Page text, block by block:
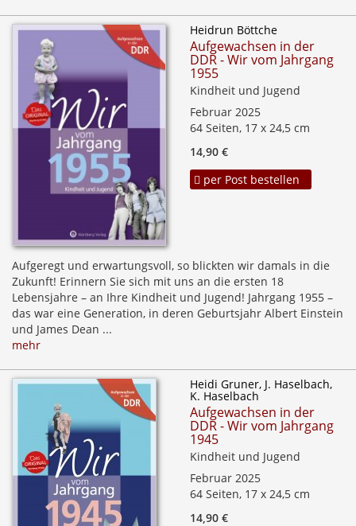
Heidrun Böttche
Aufgewachsen in der
DDR - Wir vom Jahrgang
1955
Kindheit und Jugend
Februar 2025
64 Seiten, 17 x 24,5 cm
14,90 €
per Post bestellen
Aufgeregt und erwartungsvoll, so blickten wir damals in die
Zukunft! Erinnern Sie sich mit uns an die ersten 18
Lebensjahre – an Ihre Kindheit und Jugend! Jahrgang 1955 –
das war eine Generation, in deren Geburtsjahr Albert Einstein
und James Dean ...
mehr
Heidi Gruner, J. Haselbach,
K. Haselbach
Aufgewachsen in der
DDR - Wir vom Jahrgang
1945
Kindheit und Jugend
Februar 2025
64 Seiten, 17 x 24,5 cm
14,90 €